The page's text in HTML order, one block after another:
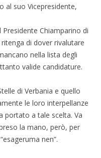
al suo Vicepresidente,
Chiamparino di
di dover rivalutare
nella lista degli
valide candidature.
di Verbania e quello
le loro interpellanze
portato a tale scelta. Va
la mano, però, per
nen”.